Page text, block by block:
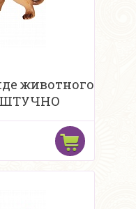
животного
ШТУЧНО